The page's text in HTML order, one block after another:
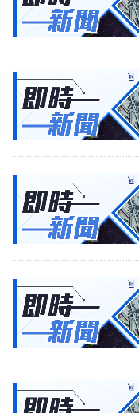
事
訂
閱